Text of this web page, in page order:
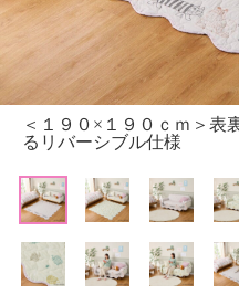
＜１９０×１９０ｃｍ＞表
るリバーシブル仕様